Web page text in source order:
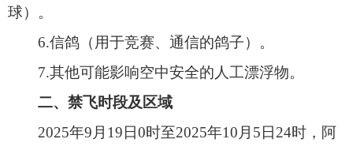
律击落。
四、法律责任
违反本通告者，由公安、民航等部门联合查